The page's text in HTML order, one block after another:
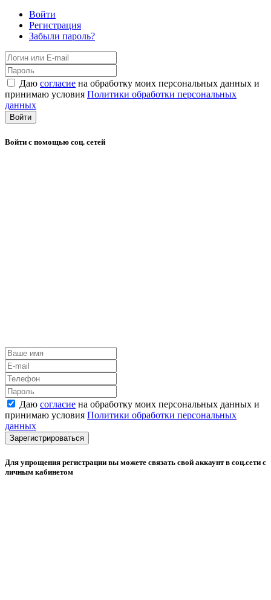
Войти
Регистрация
Забыли пароль?
Даю согласие на обработку моих персональных данных и
принимаю условия Политики обработки персональных
данных
Войти
Войти с помощью соц. сетей
Даю согласие на обработку моих персональных данных и
принимаю условия Политики обработки персональных
данных
Зарегистрироваться
Для упрощения регистрации вы можете связать свой аккаунт в соц.сети с
личным кабинетом